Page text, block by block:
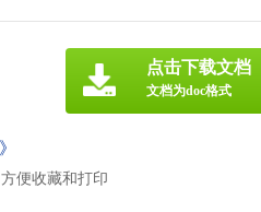
便收藏和打印
点击下载文档
文档为doc格式